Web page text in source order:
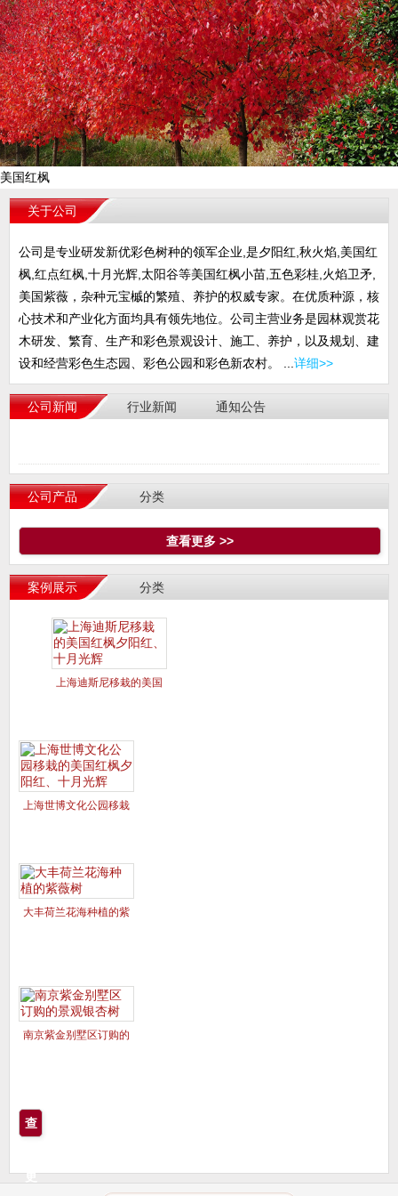
美国红枫
关于公司
公司是专业研发新优彩色树种的领军企业,是夕阳红,秋火焰,美国红
枫,红点红枫,十月光辉,太阳谷等美国红枫小苗,五色彩桂,火焰卫矛,
美国紫薇，杂种元宝槭的繁殖、养护的权威专家。在优质种源，核
心技术和产业化方面均具有领先地位。公司主营业务是园林观赏花
木研发、繁育、生产和彩色景观设计、施工、养护，以及规划、建
设和经营彩色生态园、彩色公园和彩色新农村。 ...详细>>
公司新闻 行业新闻 通知公告
公司产品 分类
查看更多 >>
案例展示 分类
上海迪斯尼移栽的美国
上海世博文化公园移栽
大丰荷兰花海种植的紫
南京紫金别墅区订购的
查
更